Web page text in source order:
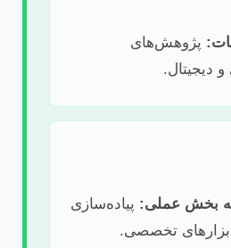
پژوهش‌های
و دیجیتال.
پیاده‌سازی
تخصصی.